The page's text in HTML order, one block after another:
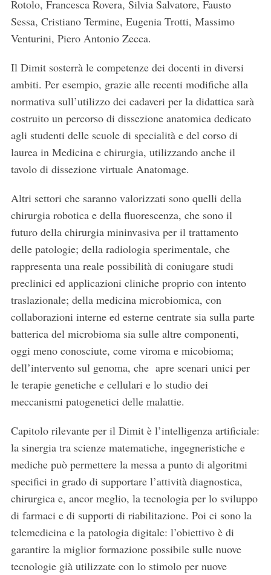
Rotolo, Francesca Rovera, Silvia Salvatore, Fausto
Sessa, Cristiano Termine, Eugenia Trotti, Massimo
Venturini, Piero Antonio Zecca.
Il Dimit sosterrà le competenze dei docenti in diversi
ambiti. Per esempio, grazie alle recenti modifiche alla
normativa sull’utilizzo dei cadaveri per la didattica sarà
costruito un percorso di dissezione anatomica dedicato
agli studenti delle scuole di specialità e del corso di
laurea in Medicina e chirurgia, utilizzando anche il
tavolo di dissezione virtuale Anatomage.
Altri settori che saranno valorizzati sono quelli della
chirurgia robotica e della fluorescenza, che sono il
futuro della chirurgia mininvasiva per il trattamento
delle patologie; della radiologia sperimentale, che
rappresenta una reale possibilità di coniugare studi
preclinici ed applicazioni cliniche proprio con intento
traslazionale; della medicina microbiomica, con
collaborazioni interne ed esterne centrate sia sulla parte
batterica del microbioma sia sulle altre componenti,
oggi meno conosciute, come viroma e micobioma;
dell’intervento sul genoma, che apre scenari unici per
le terapie genetiche e cellulari e lo studio dei
meccanismi patogenetici delle malattie.
Capitolo rilevante per il Dimit è l’intelligenza artificiale:
la sinergia tra scienze matematiche, ingegneristiche e
mediche può permettere la messa a punto di algoritmi
specifici in grado di supportare l’attività diagnostica,
chirurgica e, ancor meglio, la tecnologia per lo sviluppo
di farmaci e di supporti di riabilitazione. Poi ci sono la
telemedicina e la patologia digitale: l’obiettivo è di
garantire la miglior formazione possibile sulle nuove
tecnologie già utilizzate con lo stimolo per nuove
S
a
r
c
h